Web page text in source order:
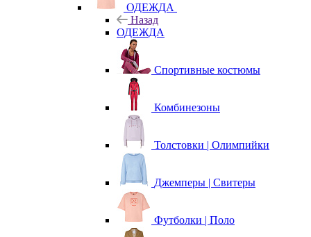
ОДЕЖДА
Назад
ОДЕЖДА
Спортивные костюмы
Комбинезоны
Толстовки | Олимпийки
Джемперы | Свитеры
Футболки | Поло